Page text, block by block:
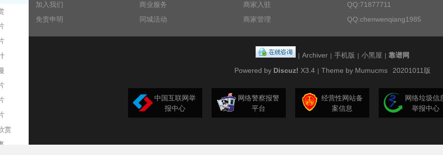
赏
加入我们
免责申明
商业服务
同城活动
商家入驻
商家管理
QQ:71877711
QQ:chenwenqiang1985
Archiver 手机版 小黑屋
靠谱网
Powered by Discuz! X3.4 Theme by Mumucms 20201011版
中国互联网举
报中心
网络警察报警
平台
经营性网站备
案信息
网络垃圾信
举报中心